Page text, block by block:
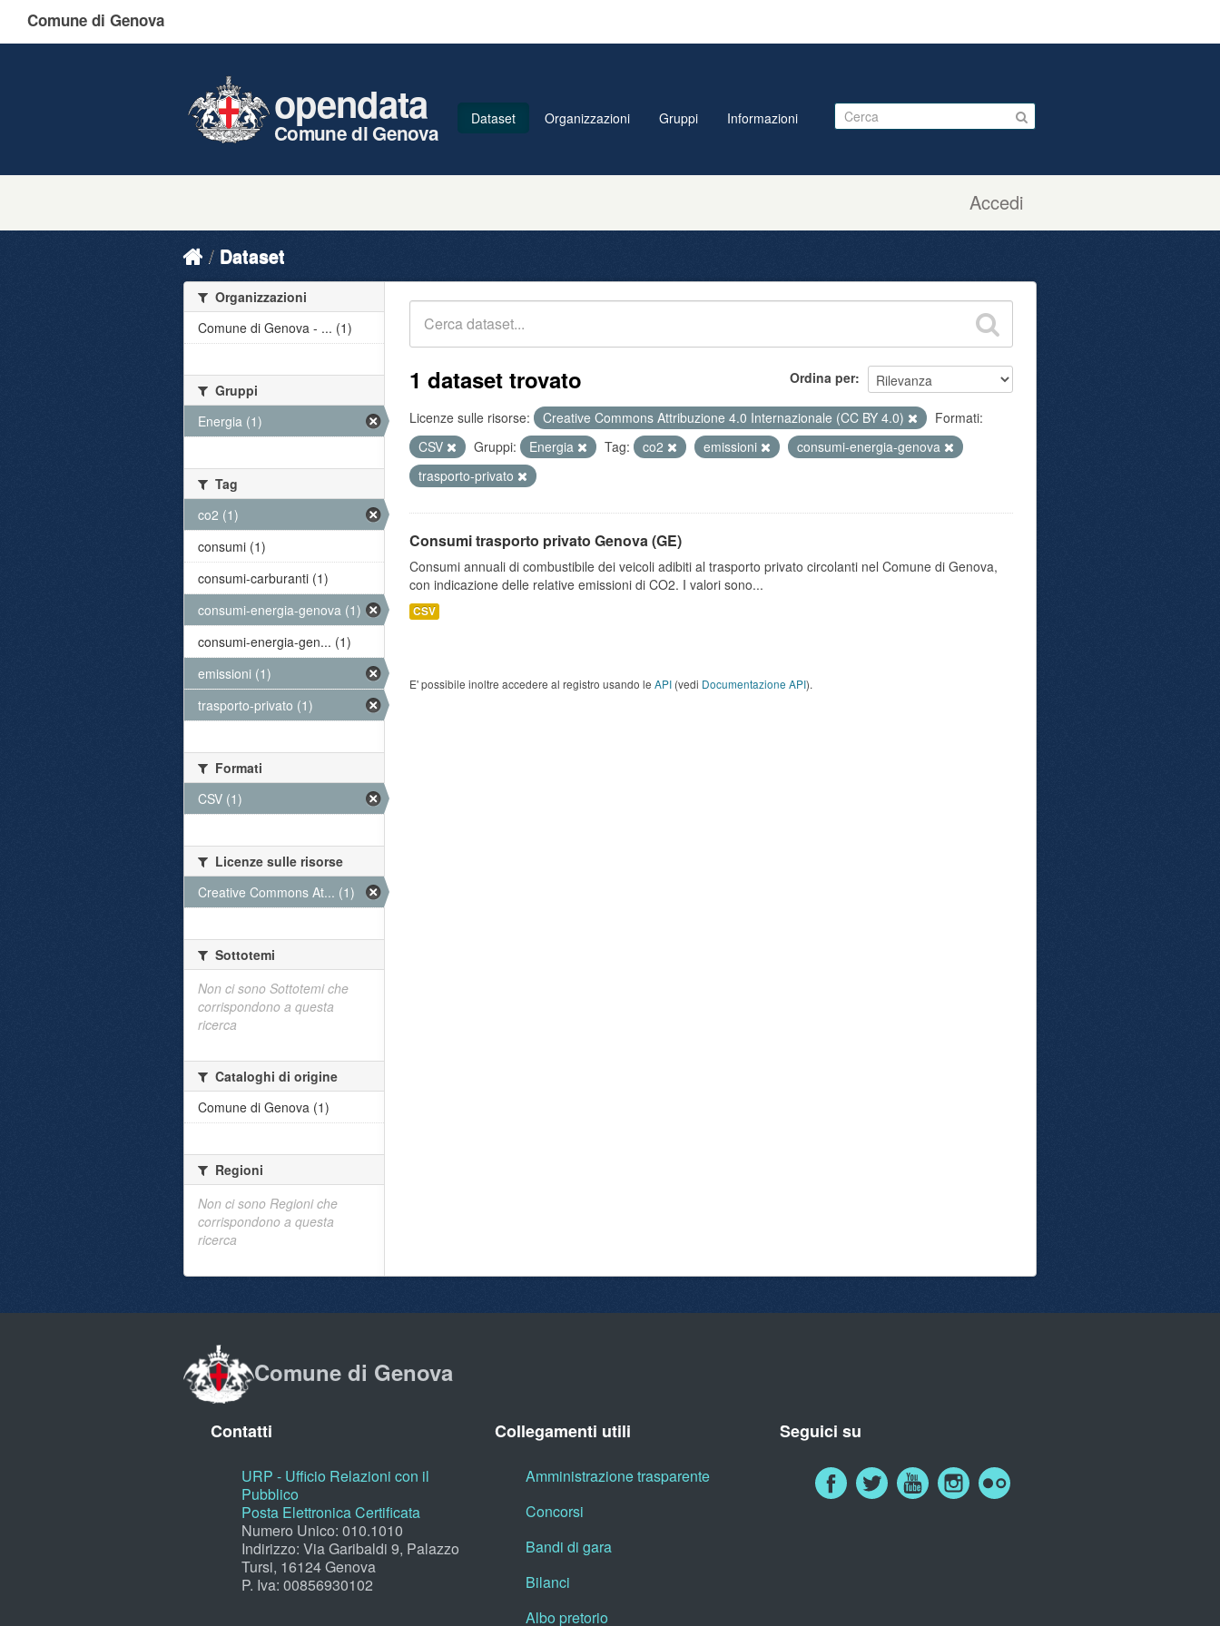
Comune di Genova
Accedi
opendata
Comune di Genova
Dataset Organizzazioni Gruppi Informazioni
Dataset
Ordina per
1 dataset trovato
Licenze sulle risorse: Creative Commons Attribuzione 4.0 Internazionale (CC BY 4.0)
Formati:
CSV
Gruppi: Energia Tag: co2 emissioni
consumi-energia-genova
trasporto-privato
Consumi trasporto privato Genova (GE)
Consumi annuali di combustibile dei veicoli adibiti al trasporto privato circolanti nel Comune di Genova,
con indicazione delle relative emissioni di CO2. I valori sono...
CSV
E' possibile inoltre accedere al registro usando le API (vedi Documentazione API).
Organizzazioni
Comune di Genova - ... (1)
Gruppi
Energia (1)
Tag
co2 (1)
consumi (1)
consumi-carburanti (1)
consumi-energia-genova (1)
consumi-energia-gen... (1)
emissioni (1)
trasporto-privato (1)
Formati
CSV (1)
Licenze sulle risorse
Creative Commons At... (1)
Sottotemi
Non ci sono Sottotemi che
corrispondono a questa
ricerca
Cataloghi di origine
Comune di Genova (1)
Regioni
Non ci sono Regioni che
corrispondono a questa
ricerca
Comune di Genova
Contatti
URP - Ufficio Relazioni con il
Pubblico
Posta Elettronica Certificata
Numero Unico: 010.1010
Indirizzo: Via Garibaldi 9, Palazzo
Tursi, 16124 Genova
P. Iva: 00856930102
Collegamenti utili
Amministrazione trasparente
Concorsi
Bandi di gara
Bilanci
Albo pretorio
Seguici su